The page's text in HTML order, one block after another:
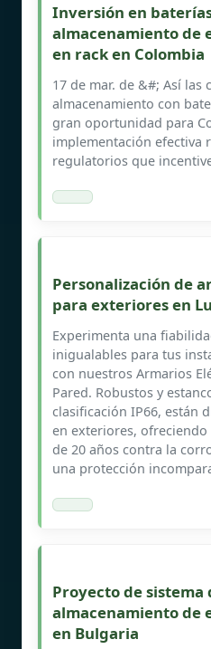
Inversión en
almacenamiento de
en rack en Colombia
17 de mar. de &#; Así las
almacenamiento con
gran oportunidad para
implementación efectiva
regulatorios que
Personalización de
para exteriores en
Experimenta una
inigualables para tus
con nuestros Armarios
Pared. Robustos y
clasificación IP66, están
en exteriores,
de 20 años contra la
una protección
Proyecto de sistema
almacenamiento de
en Bulgaria